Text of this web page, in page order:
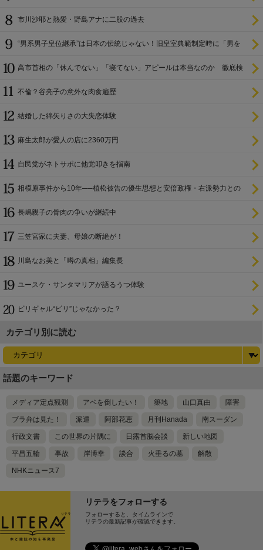
市川沙耶と熱愛・野島アナに二股の過去
“男系男子皇位継承”は日本の伝統じゃない！旧皇室典範制定時に「男を
高市首相の「休んでない」「寝てない」アピールは本当なのか 徹底検
不倫？谷亮子の意外な肉食遍歴
結婚した綿矢りさの大失恋体験
麻生太郎が愛人の店に2360万円
自民党がネトサポに他党叩きを指南
相模原事件から10年──植松被告の優生思想と安倍政権・右派勢力との
長嶋親子の骨肉の争いが継続中
三笠宮家に夫妻、母娘の断絶が！
川島なお美と「噂の真相」編集長
ユースケ・サンタマリアが語るうつ体験
ビリギャル“ビリ”じゃなかった？
カテゴリ別に読む
話題のキーワード
メディア定点観測 アベを倒したい！ 築地 山口真由 障害
ブラ弁は見た！ 派遣 阿部花恵 月刊Hanada 南スーダン
行政文書 この世界の片隅に 日露首脳会談 新しい地図
平昌五輪 事故 岸博幸 談合 火垂るの墓 解散
NHKニュース7
リテラをフォローする
フォローすると、タイムラインで
リテラの最新記事が確認できます。